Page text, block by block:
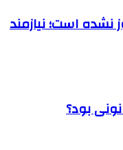
نشده است؛ نیازمند
بود؟